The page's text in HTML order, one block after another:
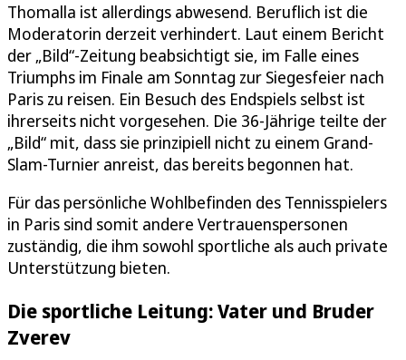
Thomalla ist allerdings abwesend. Beruflich ist die
Moderatorin derzeit verhindert. Laut einem Bericht
der „Bild“-Zeitung beabsichtigt sie, im Falle eines
Triumphs im Finale am Sonntag zur Siegesfeier nach
Paris zu reisen. Ein Besuch des Endspiels selbst ist
ihrerseits nicht vorgesehen. Die 36-Jährige teilte der
„Bild“ mit, dass sie prinzipiell nicht zu einem Grand-
Slam-Turnier anreist, das bereits begonnen hat.
Für das persönliche Wohlbefinden des Tennisspielers
in Paris sind somit andere Vertrauenspersonen
zuständig, die ihm sowohl sportliche als auch private
Unterstützung bieten.
Die sportliche Leitung: Vater und Bruder
Zverev